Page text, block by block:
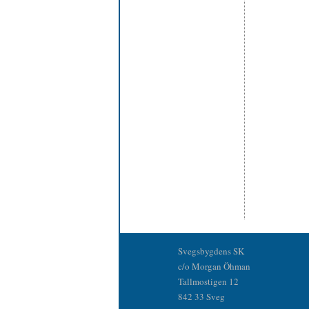
Svegsbygdens SK
c/o Morgan Öhman
Tallmostigen 12
842 33 Sveg